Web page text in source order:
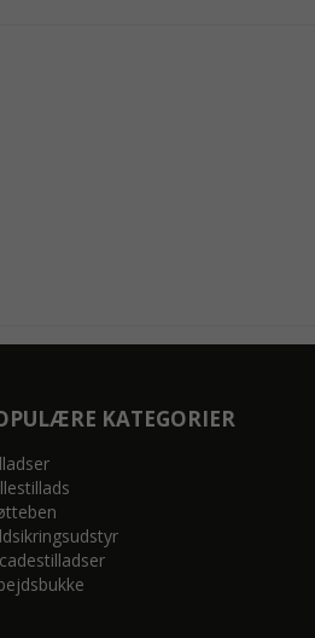
KATEGORIER